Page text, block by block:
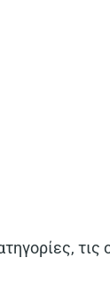
τις